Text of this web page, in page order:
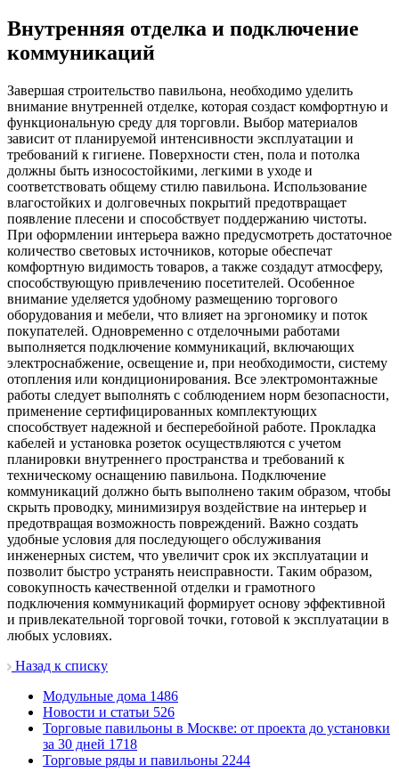
Внутренняя отделка и подключение
коммуникаций
Завершая строительство павильона, необходимо уделить
внимание внутренней отделке, которая создаст комфортную и
функциональную среду для торговли. Выбор материалов
зависит от планируемой интенсивности эксплуатации и
требований к гигиене. Поверхности стен, пола и потолка
должны быть износостойкими, легкими в уходе и
соответствовать общему стилю павильона. Использование
влагостойких и долговечных покрытий предотвращает
появление плесени и способствует поддержанию чистоты.
При оформлении интерьера важно предусмотреть достаточное
количество световых источников, которые обеспечат
комфортную видимость товаров, а также создадут атмосферу,
способствующую привлечению посетителей. Особенное
внимание уделяется удобному размещению торгового
оборудования и мебели, что влияет на эргономику и поток
покупателей. Одновременно с отделочными работами
выполняется подключение коммуникаций, включающих
электроснабжение, освещение и, при необходимости, систему
отопления или кондиционирования. Все электромонтажные
работы следует выполнять с соблюдением норм безопасности,
применение сертифицированных комплектующих
способствует надежной и бесперебойной работе. Прокладка
кабелей и установка розеток осуществляются с учетом
планировки внутреннего пространства и требований к
техническому оснащению павильона. Подключение
коммуникаций должно быть выполнено таким образом, чтобы
скрыть проводку, минимизируя воздействие на интерьер и
предотвращая возможность повреждений. Важно создать
удобные условия для последующего обслуживания
инженерных систем, что увеличит срок их эксплуатации и
позволит быстро устранять неисправности. Таким образом,
совокупность качественной отделки и грамотного
подключения коммуникаций формирует основу эффективной
и привлекательной торговой точки, готовой к эксплуатации в
любых условиях.
Назад к списку
Модульные дома 1486
Новости и статьи 526
Торговые павильоны в Москве: от проекта до установки
за 30 дней 1718
Торговые ряды и павильоны 2244